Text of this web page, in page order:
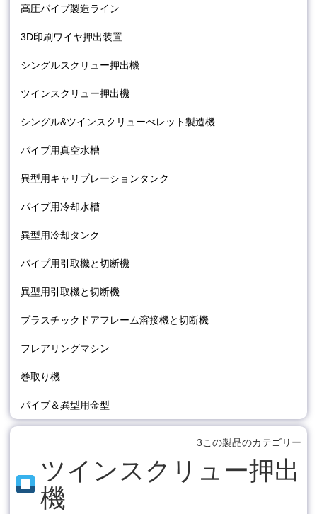
高圧パイプ製造ライン
3D印刷ワイヤ押出装置
シングルスクリュー押出機
ツインスクリュー押出機
シングル&ツインスクリューべレット製造機
パイプ用真空水槽
異型用キャリブレーションタンク
パイプ用冷却水槽
異型用冷却タンク
パイプ用引取機と切断機
異型用引取機と切断機
プラスチックドアフレーム溶接機と切断機
フレアリングマシン
巻取り機
パイプ＆異型用金型
3この製品のカテゴリー
ツインスクリュー押出
機